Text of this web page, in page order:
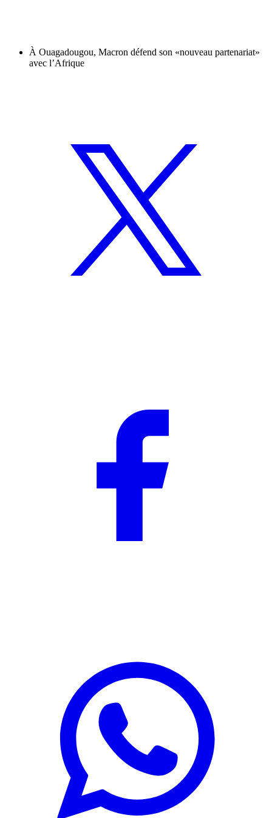
À Ouagadougou, Macron défend son «nouveau partenariat»
avec l’Afrique